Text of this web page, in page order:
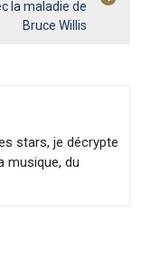
la maladie de
Bruce Willis
stars, je décrypte
musique, du